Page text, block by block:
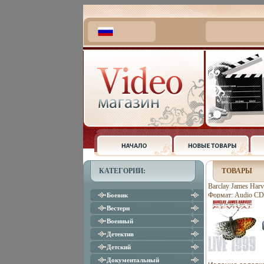
КАТЕГОРИИ:
Боевик
Вестерн
Военный
Детектив
Детский
Документальный
ТОВАРЫ
Barclay James
Формат: Audio CD
Дистрибьютор:
товары
Концертная